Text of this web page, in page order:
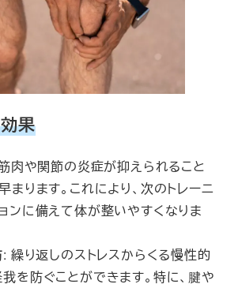
果
肉や関節の炎症が抑えられること
まります。これにより、次のトレーニ
ンに備えて体が整いやすくなりま
: 繰り返しのストレスからくる慢性的
を防ぐことができます。特に、腱や